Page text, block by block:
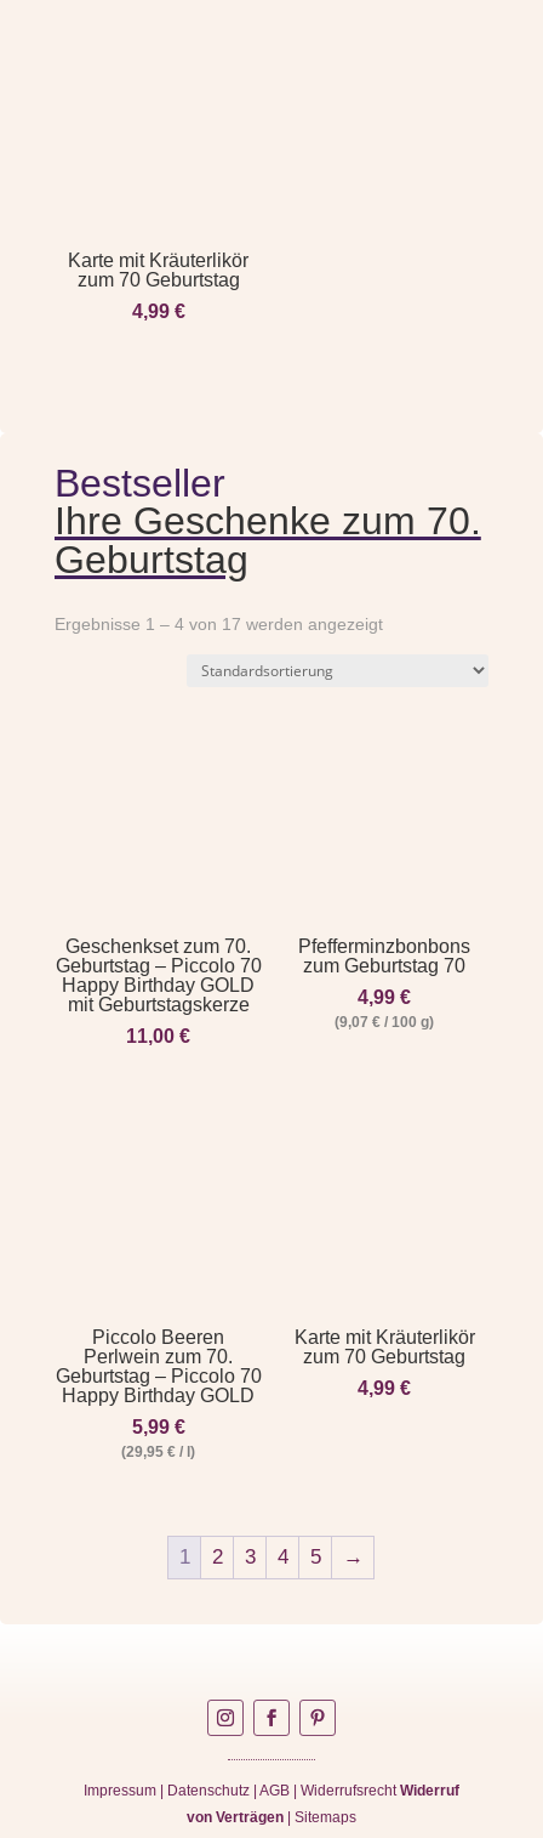
Karte mit Kräuterlikör
zum 70 Geburtstag
4,99 €
Bestseller
Ihre Geschenke zum 70.
Geburtstag
Ergebnisse 1 – 4 von 17 werden angezeigt
Geschenkset zum 70.
Geburtstag – Piccolo 70
Happy Birthday GOLD
mit Geburtstagskerze
11,00€
Pfefferminzbonbons
zum Geburtstag 70
4,99€
(9,07€ / 100 g)
Piccolo Beeren
Perlwein zum 70.
Geburtstag – Piccolo 70
Happy Birthday GOLD
5,99 €
(29,95€ / l)
Karte mit Kräuterlikör
zum 70 Geburtstag
4,99€
1 2 3 4 5 →
Impressum| Datenschutz| AGB| WiderrufsrechtWiderruf
von Verträgen| Sitemaps